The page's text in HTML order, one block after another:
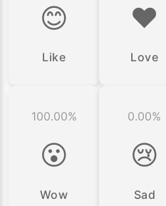
😊
Like
❤️
Love
100.00%
😮
Wow
0.00%
😢
Sad